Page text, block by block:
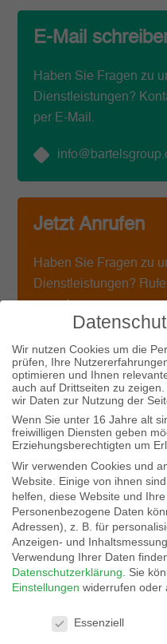
E-Mail
Haben Sie Fragen zu
Dienstleistungen?
per E-Mail.
Jetzt Anrufen
Haben Sie Fragen zu
Dienstleistungen?
Das könnte Sie
PREMIUMplus
Sie erhalten nicht nur
sondern auch alle
Anfahrten und sogar
Wir nutzen Cookies um die
prüfen, Ihre
optimieren und Ihnen
auch auf Drittseiten zu
wir Daten zur Nutzung der
Wenn Sie unter 16 Jahre alt
freiwilligen Diensten geben
Erziehungsberechtigten um
Wir verwenden Cookies und
Website. Einige von ihnen
helfen, diese Website und
Personenbezogene Daten
Adressen), z. B. für
Anzeigen- und Inhaltsmessung.
Verwendung Ihrer Daten
Datenschutzerklärung
Sie
Einstellungen widerrufen oder
Essenziell